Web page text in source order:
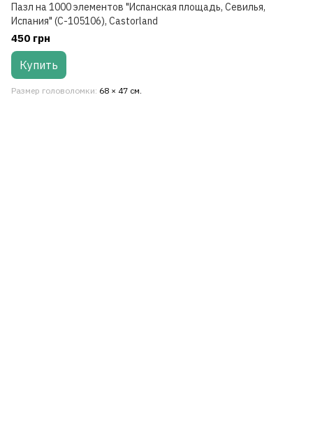
Пазл на 1000 элементов "Испанская площадь, Севилья,
Испания" (C-105106), Castorland
450 грн
Купить
Размер головоломки 68 × 47 см.